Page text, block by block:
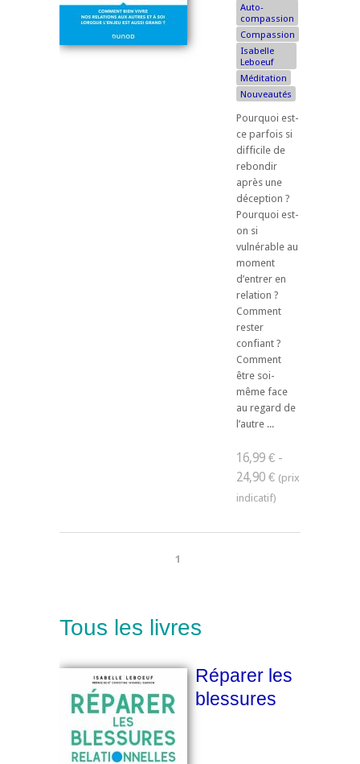
Auto-
compassion
Compassion
Isabelle
Leboeuf
Méditation
Nouveautés
Pourquoi est-
ce parfois si
difficile de
rebondir
après une
déception ?
Pourquoi est-
on si
vulnérable au
moment
d’entrer en
relation ?
Comment
rester
confiant ?
Comment
être soi-
même face
au regard de
l’autre ...
16,99 € -
24,90 €
1
Tous les livres
Réparer les
blessures